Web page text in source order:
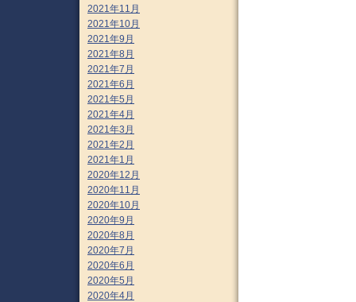
2021年11月
2021年10月
2021年9月
2021年8月
2021年7月
2021年6月
2021年5月
2021年4月
2021年3月
2021年2月
2021年1月
2020年12月
2020年11月
2020年10月
2020年9月
2020年8月
2020年7月
2020年6月
2020年5月
2020年4月